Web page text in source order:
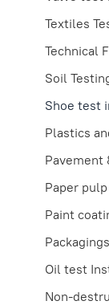
Textiles
Technical
Soil
Shoe test
Plastics
Pavement
Paper
Paint
Oil test
Non-